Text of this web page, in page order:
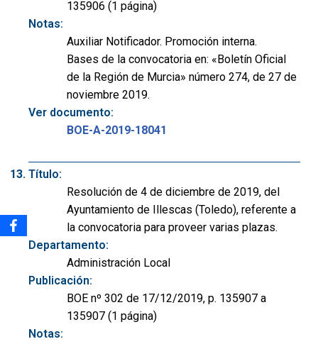
135906 (1 página)
Notas:
Auxiliar Notificador. Promoción interna.
Bases de la convocatoria en: «Boletín Oficial
de la Región de Murcia» número 274, de 27 de
noviembre 2019.
Ver documento:
BOE-A-2019-18041
Título:
Resolución de 4 de diciembre de 2019, del
Ayuntamiento de Illescas (Toledo), referente a
la convocatoria para proveer varias plazas.
Departamento:
Administración Local
Publicación:
BOE nº 302 de 17/12/2019, p. 135907 a
135907 (1 página)
Notas: